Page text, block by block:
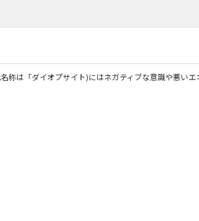
は「ダイオプサイト)にはネガティブな意識や悪い